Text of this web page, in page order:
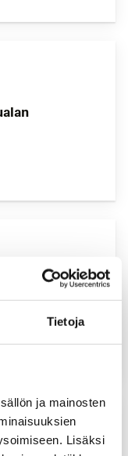
Tietoja
ja mainosten
Lisäksi